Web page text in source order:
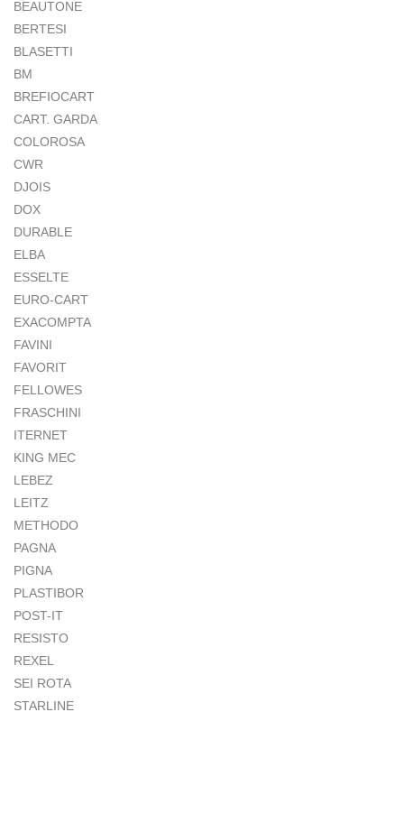
BEAUTONE
BERTESI
BLASETTI
BM
BREFIOCART
CART. GARDA
COLOROSA
CWR
DJOIS
DOX
DURABLE
ELBA
ESSELTE
EURO-CART
EXACOMPTA
FAVINI
FAVORIT
FELLOWES
FRASCHINI
ITERNET
KING MEC
LEBEZ
LEITZ
METHODO
PAGNA
PIGNA
PLASTIBOR
POST-IT
RESISTO
REXEL
SEI ROTA
STARLINE